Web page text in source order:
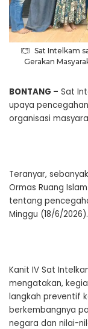
Sat Intelkam
Gerakan
BONTANG – Sat
upaya
organisasi
Teranyar,
Ormas Ruang
tentang
Minggu (18/6/2026).
Kanit IV Sat
mengatakan,
langkah preventif
berkembangnya
negara dan nilai-